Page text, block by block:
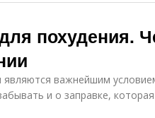
похудения.
важнейшим
и о заправке,